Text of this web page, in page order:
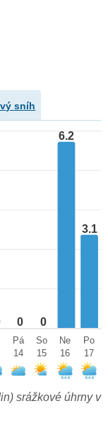
sníh
0 0
6.2
3.1
Pá
14
So
15
Ne
16
Po
17
srážkové úhrny v